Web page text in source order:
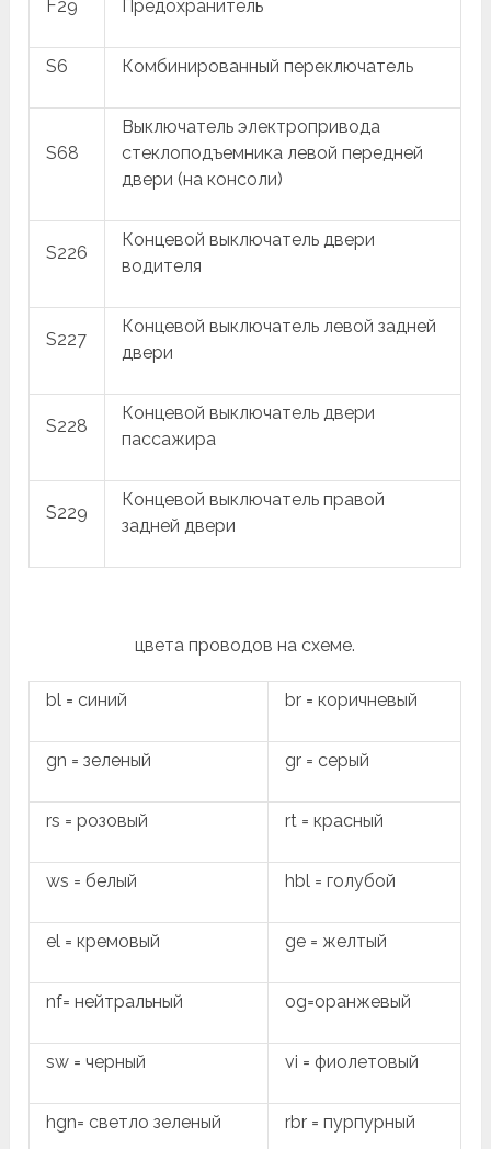
F29 Предохранитель
S6 Комбинированный переключатель
S68
Выключатель электропривода
стеклоподъемника левой передней
двери (на консоли)
S226
Концевой выключатель двери
водителя
S227
Концевой выключатель левой задней
двери
S228
Концевой выключатель двери
пассажира
S229
Концевой выключатель правой
задней двери
цвета проводов на схеме.
bl = синий br = коричневый
gn = зеленый gr = серый
rs = розовый rt = красный
ws = белый hbl = голубой
el = кремовый ge = желтый
nf= нейтральный og=оранжевый
sw = черный vi = фиолетовый
hgn= светло зеленый rbr = пурпурный